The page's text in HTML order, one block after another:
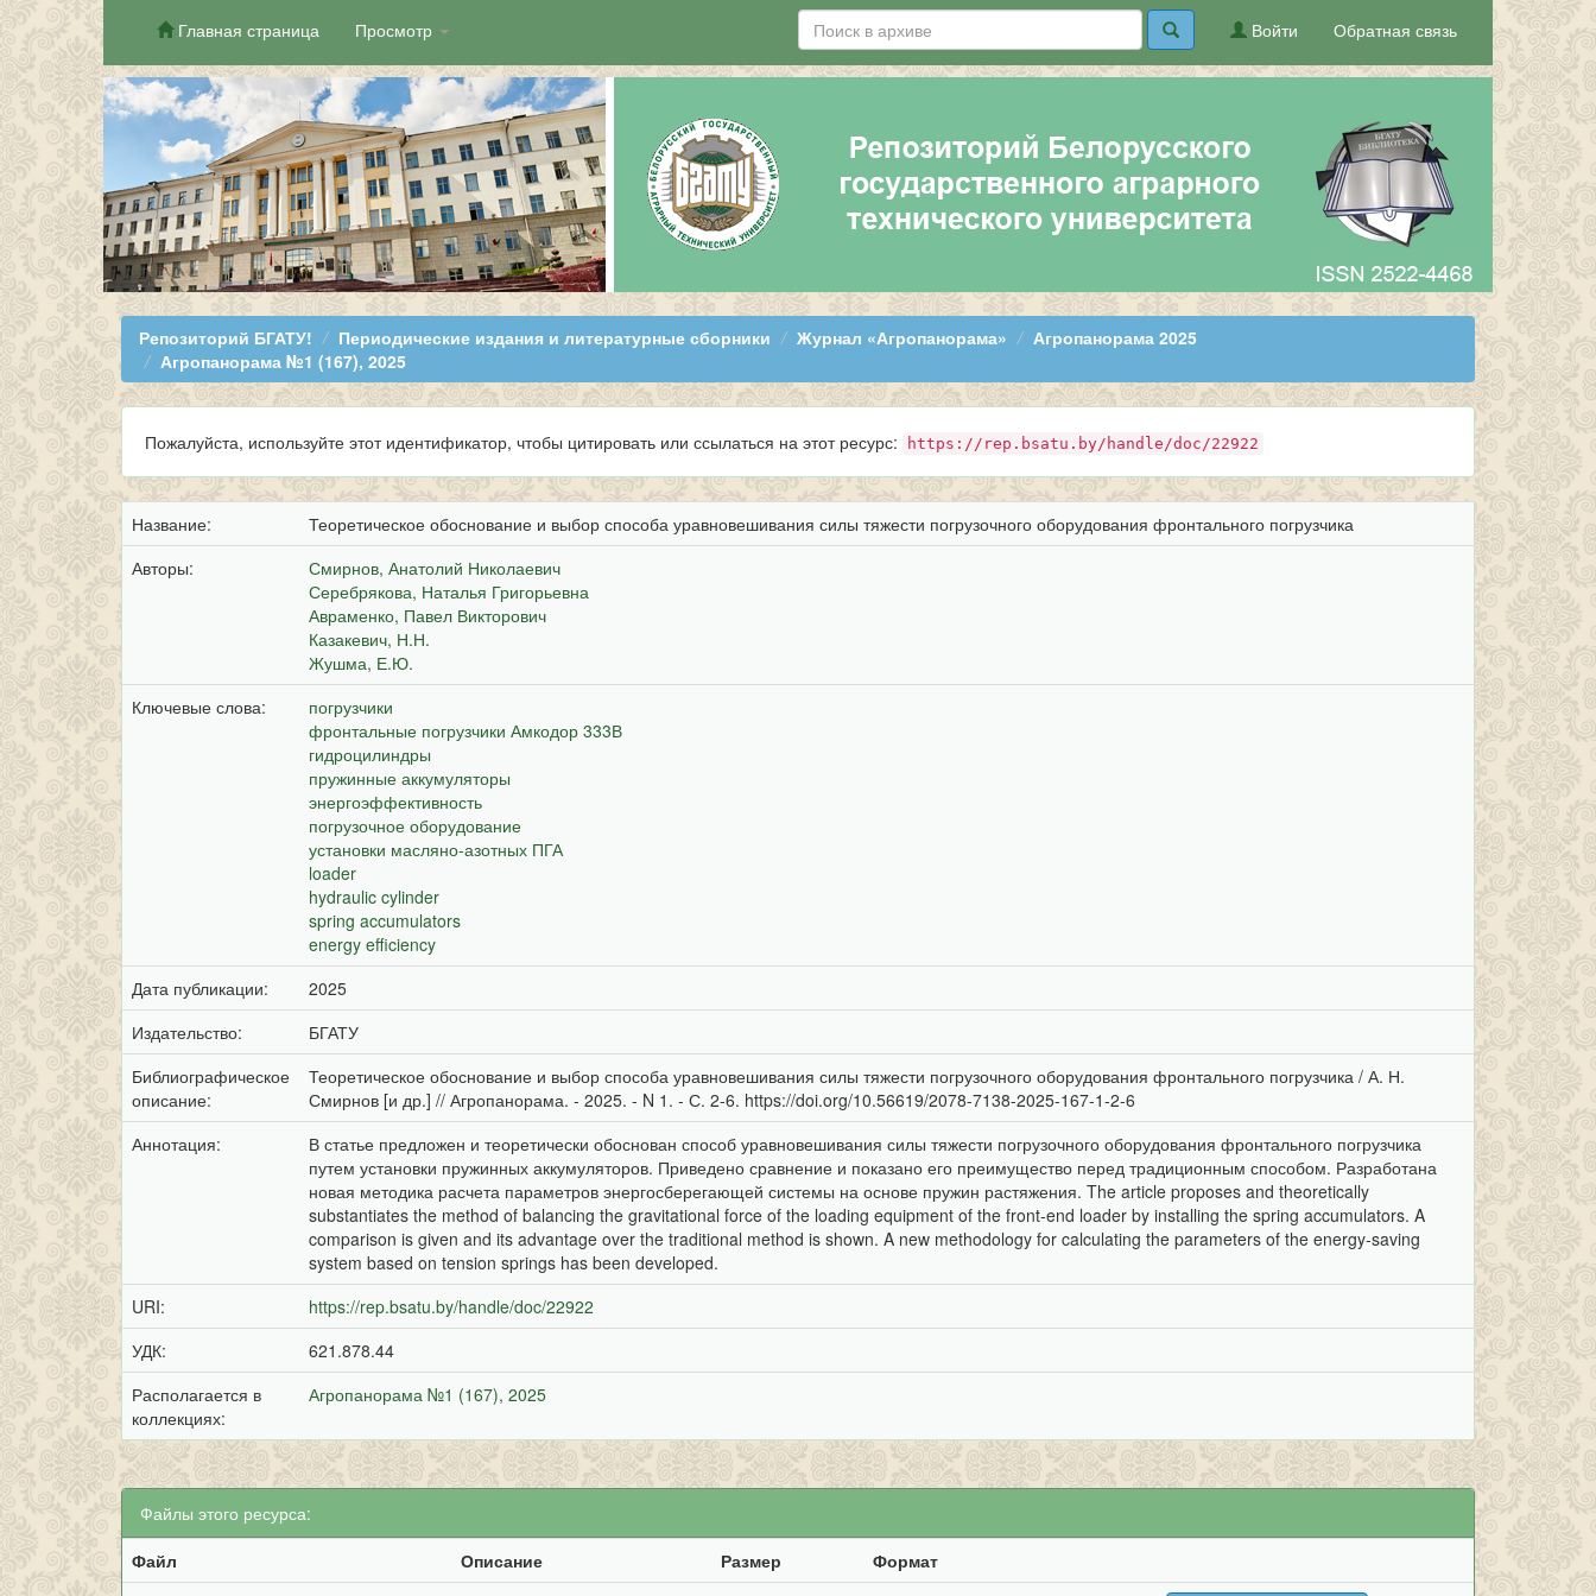
Skip
navigation
Главная страница Просмотр Обратная связь
Войти
Репозиторий БГАТУ! Периодические издания и литературные сборники Журнал «Агропанорама»
Агропанорама 2025
Агропанорама №1 (167), 2025
Пожалуйста, используйте этот идентификатор, чтобы цитировать или ссылаться на этот ресурс: https://rep.bsatu.by/handle/doc/22922
Название:
Теоретическое обоснование и выбор способа уравновешивания силы тяжести погрузочного оборудования фронтального погрузчика
Авторы:
Смирнов, Анатолий Николаевич
Серебрякова, Наталья Григорьевна
Авраменко, Павел Викторович
Казакевич, Н.Н.
Жушма, Е.Ю.
Ключевые слова:
погрузчики
фронтальные погрузчики Амкодор 333В
гидроцилиндры
пружинные аккумуляторы
энергоэффективность
погрузочное оборудование
установки масляно-азотных ПГА
loader
hydraulic cylinder
spring accumulators
energy efficiency
Дата публикации:
2025
Издательство:
БГАТУ
Библиографическое
описание:
Теоретическое обоснование и выбор способа уравновешивания силы тяжести погрузочного оборудования фронтального погрузчика / А. Н.
Смирнов [и др.] // Агропанорама. - 2025. - N 1. - С. 2-6. https://doi.org/10.56619/2078-7138-2025-167-1-2-6
Аннотация:
В статье предложен и теоретически обоснован способ уравновешивания силы тяжести погрузочного оборудования фронтального погрузчика
путем установки пружинных аккумуляторов. Приведено сравнение и показано его преимущество перед традиционным способом. Разработана
новая методика расчета параметров энергосберегающей системы на основе пружин растяжения. The article proposes and theoretically
substantiates the method of balancing the gravitational force of the loading equipment of the front-end loader by installing the spring accumulators. A
comparison is given and its advantage over the traditional method is shown. A new methodology for calculating the parameters of the energy-saving
system based on tension springs has been developed.
URI:
https://rep.bsatu.by/handle/doc/22922
УДК:
621.878.44
Располагается в
коллекциях:
Агропанорама №1 (167), 2025
Файлы этого ресурса:
Файл
Описание Размер
Формат